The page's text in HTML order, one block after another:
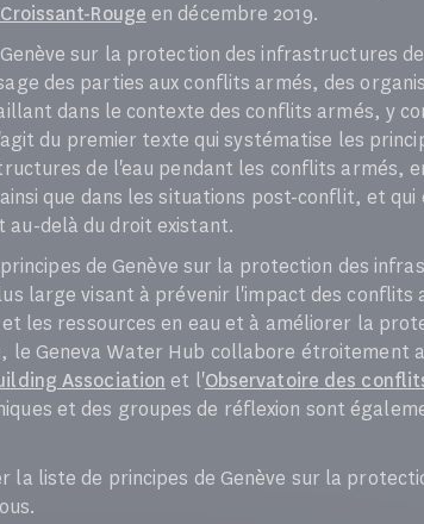
Rouge en décembre 2019.
sur la protection des infrastructures
des parties aux conflits armés, des
dans le contexte des conflits armés, y
du premier texte qui systématise les
de l'eau pendant les conflits armés,
que dans les situations post-conflit, et qui
au-delà du droit existant.
de Genève sur la protection des
large visant à prévenir l'impact des conflits
les ressources en eau et à améliorer la
le Geneva Water Hub collabore étroitement
Association et l'Observatoire des
et des groupes de réflexion sont
la liste de principes de Genève sur la